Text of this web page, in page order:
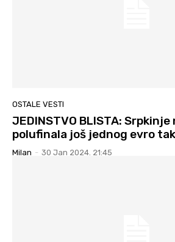
OSTALE VESTI
JEDINSTVO BLISTA: Srpkinje
polufinala još jednog evro
Milan - 30 Jan 2024. 21:45